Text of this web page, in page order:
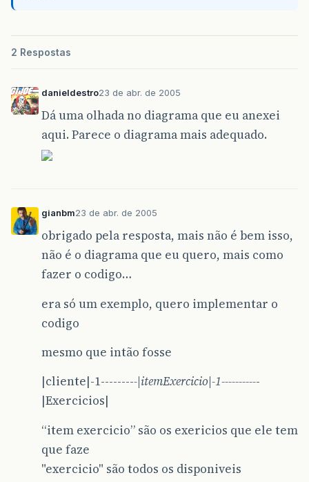
2 Respostas
danieldestro23 de abr. de 2005
Dá uma olhada no diagrama que eu anexei
aqui. Parece o diagrama mais adequado.
gianbm23 de abr. de 2005
obrigado pela resposta, mais não é bem isso,
não é o diagrama que eu quero, mais como
fazer o codigo…
era só um exemplo, quero implementar o
codigo
mesmo que intão fosse
|cliente|-1---------|itemExercicio|-1-----------
|Exercicios|
“item exercicio” são os exericios que ele tem
que faze
"exercicio" são todos os disponiveis